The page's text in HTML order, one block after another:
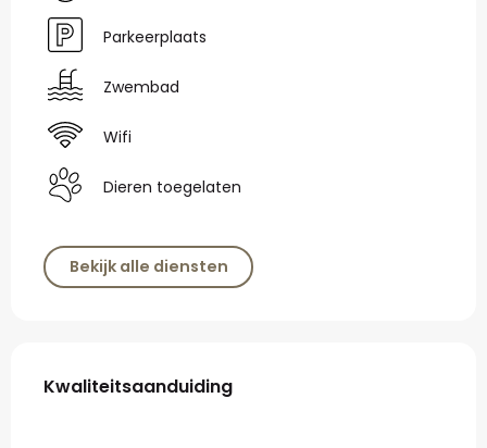
Parkeerplaats
Zwembad
Wifi
Dieren toegelaten
Bekijk alle diensten
Dienstverlening
Kwaliteitsaanduiding
Kwaliteitsaanduiding